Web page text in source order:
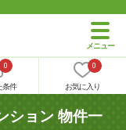
0
条件
0
お気に入り
ション 物件一